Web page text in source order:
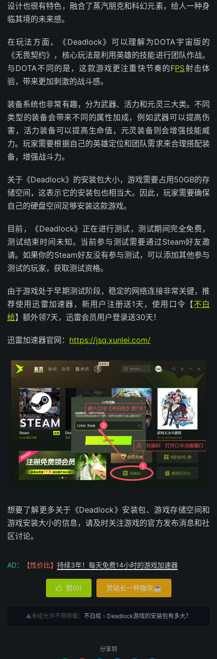
设计也很有特色，融合了蒸汽朋克和科幻元素，给人一种身
临其境的未来感。
在玩法方面，《Deadlock》可以理解为DOTA宇宙版的
《无畏契约》，核心玩法是利用英雄的技能进行团队作战。
与DOTA不同的是，这款游戏更注重快节奏的FPS射击体
验，带来更加刺激的战斗感。
装备系统也非常有趣，分为武器、活力和元灵三大类。不同
类型的装备会带来不同的属性加成，例如武器可以提高伤
害，活力装备可以提高生命值，元灵装备则会增强技能威
力。玩家需要根据自己的英雄定位和团队需求来合理搭配装
备，增强战斗力。
关于《Deadlock》的安装包大小，游戏需要占用50GB的存
储空间，这表示它的安装包也相当大。因此，玩家需要确保
自己的硬盘空间足够安装这款游戏。
目前，《Deadlock》正在进行测试，测试期间完全免费，
测试结束时间未知。当前参与测试需要通过Steam好友邀
请。如果你的Steam好友没有参与测试，可以添加其他参与
测试的玩家，获取测试资格。
由于游戏处于早期测试阶段，稳定的网络连接非常关键，推
荐使用迅雷加速器，新用户注册送1天，使用口令【不白
给】额外领7天，迅雷会员用户登录送30天！
迅雷加速器官网： https://jsq.xunlei.com/
想要了解更多关于《Deadlock》安装包、游戏存储空间和
游戏安装大小的信息，请及时关注游戏的官方发布消息和社
区讨论。
AD： 【性价比】 持续3年！每天免费14小时的游戏加速器
 赞(0) 赏站长一杯咖灰☕
⚠️未经允许不得转载： 不白给 » Deadlock游戏的安装包有多大？
分享到